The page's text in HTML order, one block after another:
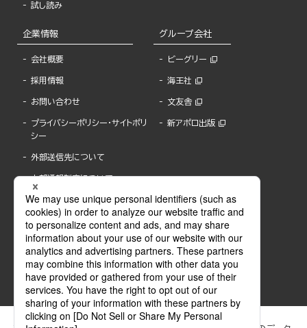
試し読み
企業情報
会社概要
採用情報
お問い合わせ
プライバシーポリシー・サイトポリ
シー
外部送信先について
内部通報制度について
グループ会社
ビーグリー
海王社
文友舎
新アポロ出版